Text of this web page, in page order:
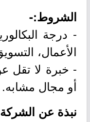
الشروط:-
- درجة
الأعمال،
- خبرة لا تقل
أو مجال مشابه.
نبذة عن